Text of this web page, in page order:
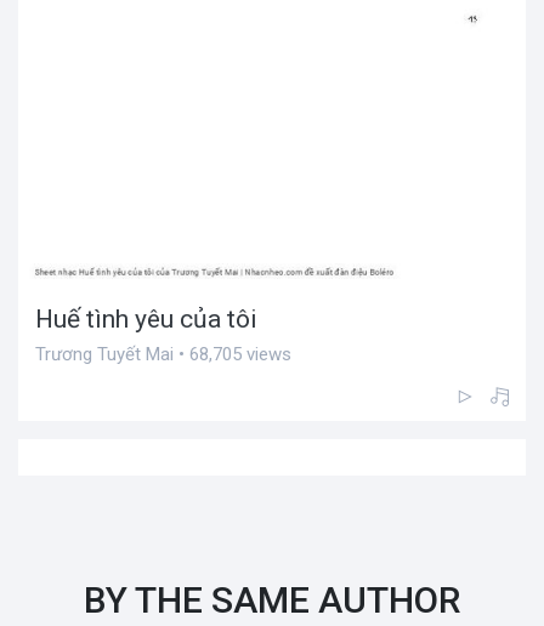
Huế tình yêu của tôi
Trương Tuyết Mai • 68,705 views
BY THE SAME AUTHOR